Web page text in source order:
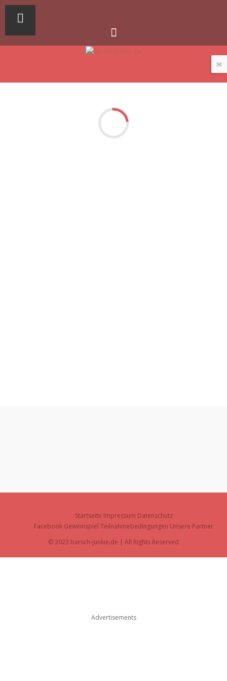
Startseite Impressum Datenschutz
Facebook Gewinnspiel Teilnahmebedingungen Unsere Partner
© 2023 barsch-junkie.de | All Rights Reserved
Advertisements